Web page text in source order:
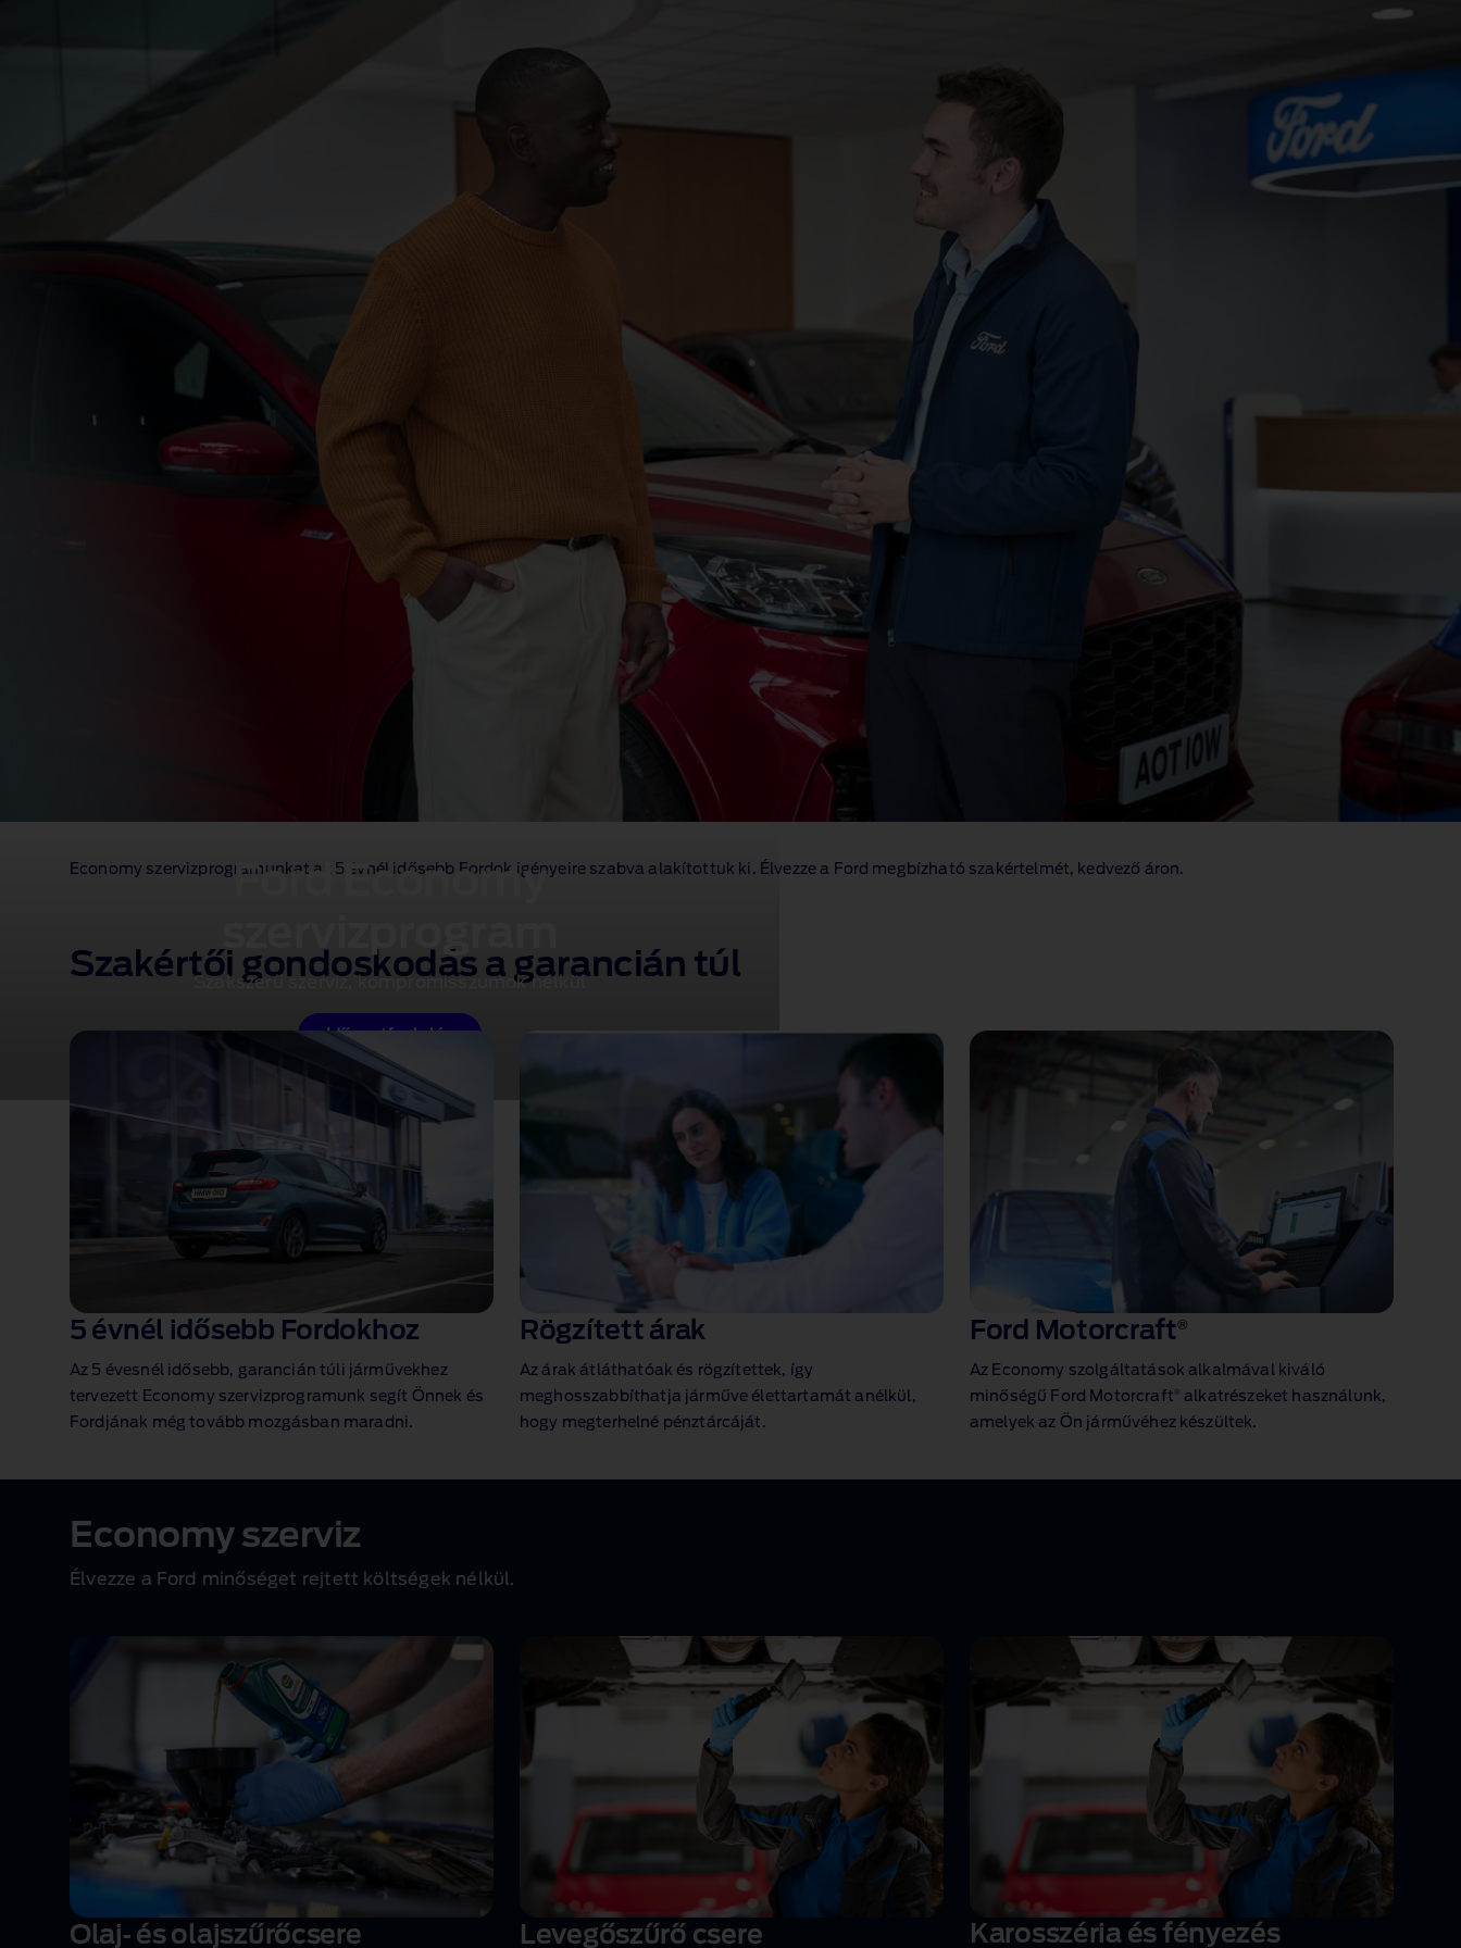
Ford Economy
Szakszerű szerviz, kompromisszumok nélkül
Időpontfoglalás
Economy szervizprogramunkat az 5 évnél idősebb Fordok igényeire szabva alakítottuk ki. Élvezze a Ford megbízható szakértelmét, kedvező áron.
Szakértői gondoskodás a garancián túl
5 évnél idősebb Fordokhoz
Az 5 évesnél idősebb, garancián túli járművekhez
tervezett Economy szervizprogramunk segít Önnek és
Fordjának még tovább mozgásban maradni.
Rögzített árak
Az árak átláthatóak és rögzítettek, így
meghosszabbíthatja járműve élettartamát anélkül,
hogy megterhelné pénztárcáját.
Ford Motorcraft®
Az Economy szolgáltatások alkalmával kiváló
minőségű Ford Motorcraft
alkatrészeket használunk,
amelyek az Ön járművéhez készültek.
Economy szerviz
Élvezze a Ford minőséget rejtett költségek nélkül.
Olaj‑ és olajszűrőcsere Levegőszűrő csere
Karosszéria és fényezés